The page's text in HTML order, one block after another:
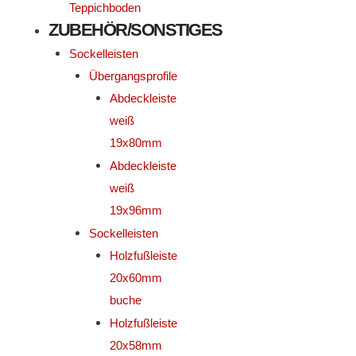
Teppichboden
ZUBEHÖR/SONSTIGES
Sockelleisten
Übergangsprofile
Abdeckleiste
weiß
19x80mm
Abdeckleiste
weiß
19x96mm
Sockelleisten
Holzfußleiste
20x60mm
buche
Holzfußleiste
20x58mm